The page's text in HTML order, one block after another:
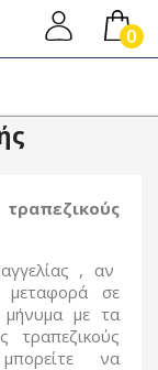
0
, αν
μεταφορά σε
μήνυμα με τα
τραπεζικούς
να